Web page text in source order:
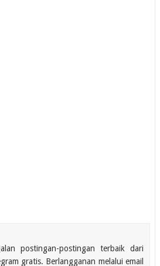
postingan-postingan terbaik dari
gratis. Berlangganan melalui email